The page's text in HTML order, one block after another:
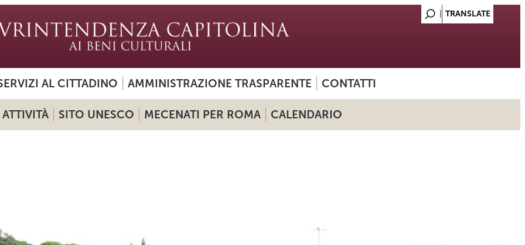
AL CITTADINO AMMINISTRAZIONE TRASPARENTE CONTATTI
ATTIVITÀ SITO UNESCO MECENATI PER ROMA CALENDARIO